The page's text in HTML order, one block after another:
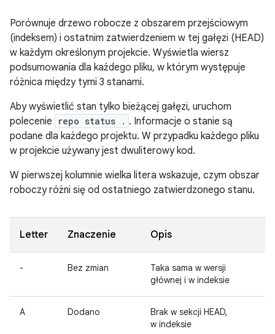
Porównuje drzewo robocze z obszarem przejściowym
(indeksem) i ostatnim zatwierdzeniem w tej gałęzi (HEAD)
w każdym określonym projekcie. Wyświetla wiersz
podsumowania dla każdego pliku, w którym występuje
różnica między tymi 3 stanami.
Aby wyświetlić stan tylko bieżącej gałęzi, uruchom
polecenie
repo status . . Informacje o stanie są
podane dla każdego projektu. W przypadku każdego pliku
w projekcie używany jest dwuliterowy kod.
W pierwszej kolumnie wielka litera wskazuje, czym obszar
roboczy różni się od ostatniego zatwierdzonego stanu.
Letter Znaczenie Opis
- Bez zmian
Taka sama w wersji
głównej i w indeksie
A Dodano
Brak w sekcji HEAD,
w indeksie